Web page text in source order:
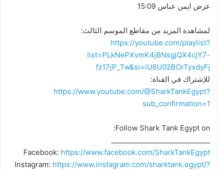
عرض ايمن عباس 15:09
لمشاهدة المزيد من مقاطع الموسم الثالث:
https://youtube.com/playlist?
list=PLkNePXvmK4jBNsgjQX4cjY7-
fz17jP_Tw&si=iU6U02BOrTyxdyFj
للإشتراك في القناة:
https://www.youtube.com/@SharkTankEgypt?
sub_confirmation=1
Follow Shark Tank Egypt on:
Facebook: https://www.facebook.com/SharkTankEgypt
Instagram: https://www.instagram.com/sharktank.egypt/?